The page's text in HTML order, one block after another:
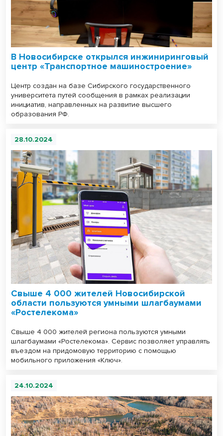
В Новосибирске открылся инжиниринговый
центр «Транспортное машиностроение»
Центр создан на базе Сибирского государственного
университета путей сообщения в рамках реализации
инициатив, направленных на развитие высшего
образования РФ.
28.10.2024
Свыше 4 000 жителей Новосибирской
области пользуются умными шлагбаумами
«Ростелекома»
Свыше 4 000 жителей региона пользуются умными
шлагбаумами «Ростелекома». Сервис позволяет управлять
въездом на придомовую территорию с помощью
мобильного приложения «Ключ».
24.10.2024